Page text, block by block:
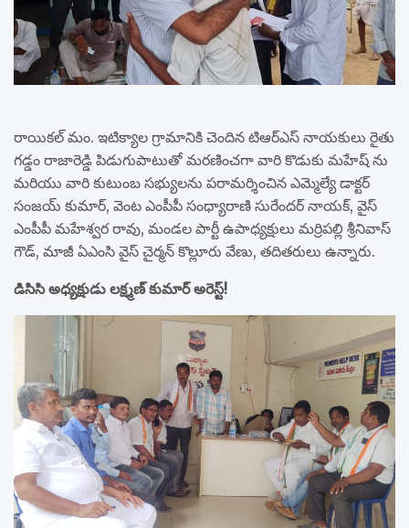
రాయికల్ మం. ఇటిక్యాల గ్రామానికి చెందిన టిఆర్ఎస్ నాయకులు రైతు
గడ్డం రాజారెడ్డి పిడుగుపాటుతో మరణించగా వారి కొడుకు మహేష్ ను
మరియు వారి కుటుంబ సభ్యులను పరామర్శించిన ఎమ్మెల్యే డాక్టర్
సంజయ్ కుమార్, వెంట ఎంపీపీ సంధ్యారాణి సురేందర్ నాయక్, వైస్
ఎంపీపీ మహేశ్వర రావు, మండల పార్టీ ఉపాధ్యక్షులు మర్రిపల్లి శ్రీనివాస్
గౌడ్, మాజీ ఏఎంసి వైస్ చైర్మన్ కొల్లూరు వేణు, తదితరులు ఉన్నారు.
డిసిసి అధ్యక్షుడు లక్ష్మణ్ కుమార్ అరెస్ట్!